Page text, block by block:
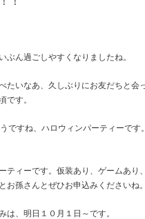
ぶん過ごしやすくなりましたね。
たいなあ、久しぶりにお友だちと
です。
ですね、ハロウィンパーティーで
ティーです。仮装あり、ゲームあ
お孫さんとぜひお申込みくださいね
は、明日１０月１日～です。